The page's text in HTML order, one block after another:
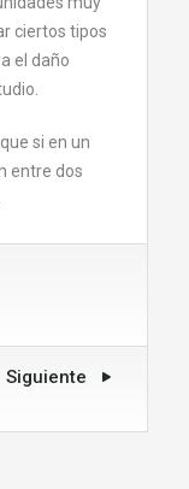
ciertos tipos
el daño
si en un
entre dos
Siguiente